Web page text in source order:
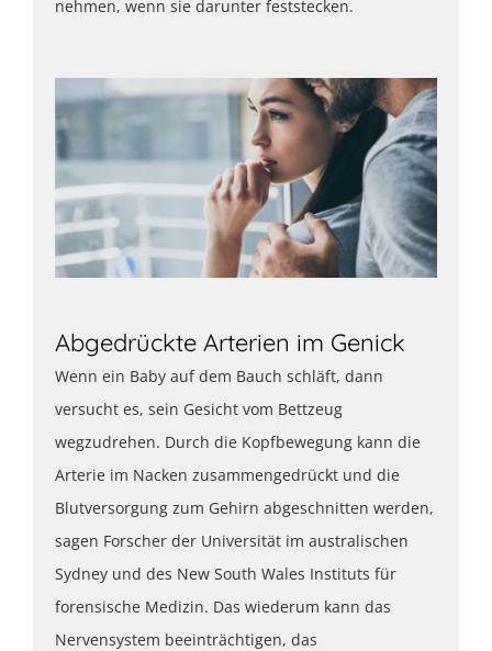
nehmen, wenn sie darunter feststecken.
Abgedrückte Arterien im Genick
Wenn ein Baby auf dem Bauch schläft, dann
versucht es, sein Gesicht vom Bettzeug
wegzudrehen. Durch die Kopfbewegung kann die
Arterie im Nacken zusammengedrückt und die
Blutversorgung zum Gehirn abgeschnitten werden,
sagen Forscher der Universität im australischen
Sydney und des New South Wales Instituts für
forensische Medizin. Das wiederum kann das
Nervensystem beeinträchtigen, das